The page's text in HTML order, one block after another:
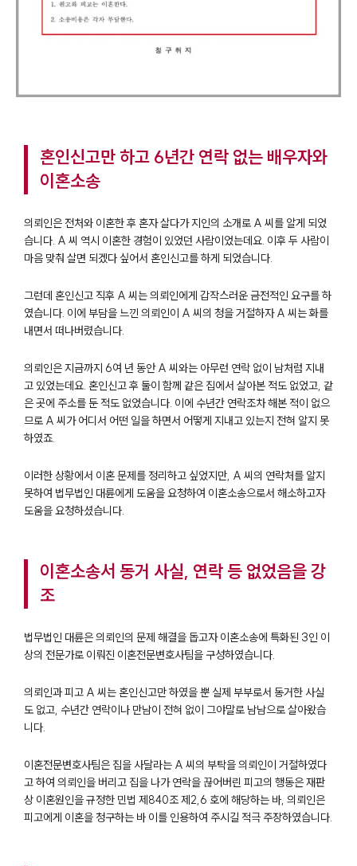
혼인신고만 하고 6년간 연락 없는 배우자와
이혼소송
의뢰인은 전처와 이혼한 후 혼자 살다가 지인의 소개로 A 씨를 알게 되었
습니다. A 씨 역시 이혼한 경험이 있었던 사람이었는데요. 이후 두 사람이
마음 맞춰 살면 되겠다 싶어서 혼인신고를 하게 되었습니다.
그런데 혼인신고 직후 A 씨는 의뢰인에게 갑작스러운 금전적인 요구를 하
였습니다. 이에 부담을 느낀 의뢰인이 A 씨의 청을 거절하자 A 씨는 화를
내면서 떠나버렸습니다.
의뢰인은 지금까지 6여 년 동안 A 씨와는 아무런 연락 없이 남처럼 지내
고 있었는데요. 혼인신고 후 둘이 함께 같은 집에서 살아본 적도 없었고, 같
은 곳에 주소를 둔 적도 없었습니다. 이에 수년간 연락조차 해본 적이 없으
므로 A 씨가 어디서 어떤 일을 하면서 어떻게 지내고 있는지 전혀 알지 못
하였죠.
이러한 상황에서 이혼 문제를 정리하고 싶었지만, A 씨의 연락처를 알지
못하여 법무법인 대륜에게 도움을 요청하여 이혼소송으로서 해소하고자
도움을 요청하셨습니다.
이혼소송서 동거 사실, 연락 등 없었음을 강
조
법무법인 대륜은 의뢰인의 문제 해결을 돕고자 이혼소송에 특화된 3인 이
상의 전문가로 이뤄진 이혼전문변호사팀을 구성하였습니다.
의뢰인과 피고 A 씨는 혼인신고만 하였을 뿐 실제 부부로서 동거한 사실
도 없고, 수년간 연락이나 만남이 전혀 없이 그야말로 남남으로 살아왔습
니다.
이혼전문변호사팀은 집을 사달라는 A 씨의 부탁을 의뢰인이 거절하였다
고 하여 의뢰인을 버리고 집을 나가 연락을 끊어버린 피고의 행동은 재판
상 이혼원인을 규정한 민법 제840조 제2,6 호에 해당하는 바, 의뢰인은
피고에게 이혼을 청구하는 바 이를 인용하여 주시길 적극 주장하였습니다.